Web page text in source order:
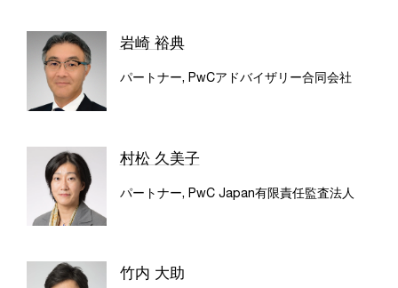
岩崎 裕典
パートナー, PwCアドバイザリー合同会社
村松 久美子
パートナー, PwC Japan有限責任監査法人
竹内 大助